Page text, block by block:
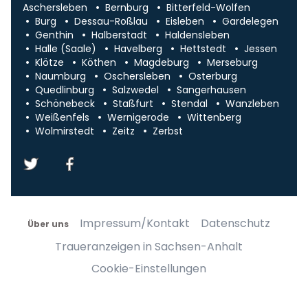
Aschersleben Bernburg
Bitterfeld-Wolfen
Burg
Dessau-Roßlau Eisleben
Gardelegen
Genthin
Halberstadt
Haldensleben
Halle (Saale)
Havelberg Hettstedt
Jessen
Klötze
Köthen Magdeburg
Merseburg
Naumburg
Oschersleben
Osterburg
Quedlinburg
Salzwedel
Sangerhausen
Schönebeck
Staßfurt Stendal
Wanzleben
Weißenfels
Wernigerode
Wittenberg
Wolmirstedt
Zeitz Zerbst
Über uns Impressum/Kontakt
Datenschutz
Traueranzeigen in Sachsen-Anhalt
Cookie-Einstellungen